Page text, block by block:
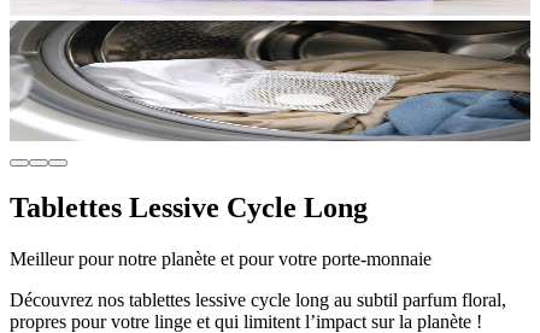
Tablettes Lessive Cycle Long
Meilleur pour notre planète et pour votre porte-monnaie
Découvrez nos tablettes lessive cycle long au subtil parfum floral,
propres pour votre linge et qui limitent l’impact sur la planète !